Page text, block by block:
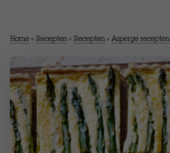
Home » Recepten » Recepten » Asperge recepten